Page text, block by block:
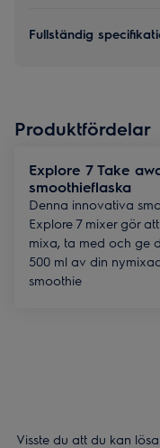
Fullständig
Produktfördelar
Explore 7 Take
smoothieflaska
Denna innovativa
Explore 7 mixer gör
mixa, ta med och ge
500 ml av din
smoothie
Visste du att du kan